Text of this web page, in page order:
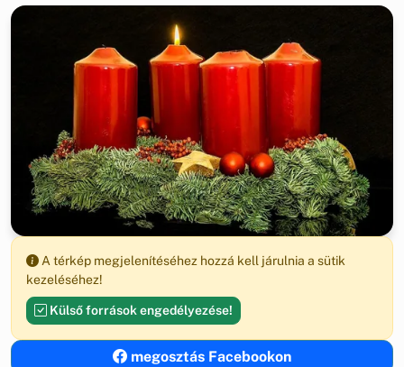
A térkép megjelenítéséhez hozzá kell járulnia a sütik
kezeléséhez!
Külső források engedélyezése!
megosztás Facebookon